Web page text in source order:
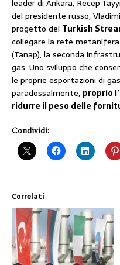
leader di Ankara, Recep
del presidente russo,
progetto del Turkish
collegare la rete
(Tanap), la seconda
gas. Uno sviluppo che
le proprie esportazioni di
paradossalmente, proprio
ridurre il peso delle
Condividi:
Correlati